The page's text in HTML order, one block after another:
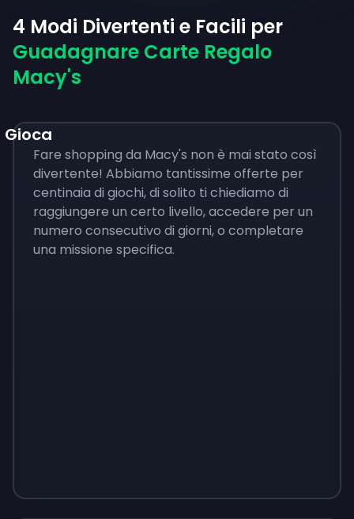
4 Modi Divertenti e Facili per
Guadagnare Carte Regalo
Macy's
Gioca
Fare shopping da Macy's non è mai stato così
divertente! Abbiamo tantissime offerte per
centinaia di giochi, di solito ti chiediamo di
raggiungere un certo livello, accedere per un
numero consecutivo di giorni, o completare
una missione specifica.